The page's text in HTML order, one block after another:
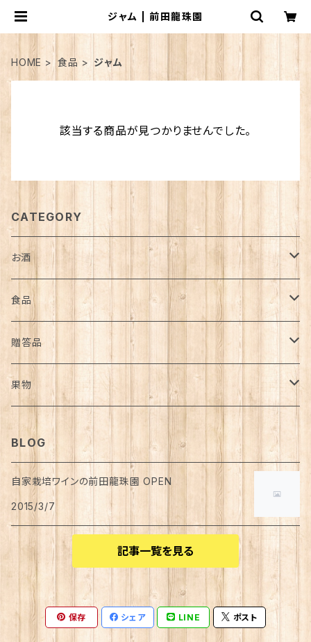
ジャム | 前田龍珠園
HOME 食品 ジャム
該当する商品が見つかりませんでした。
CATEGORY
お酒
ワイン
白ワイン
赤ワイン
焼酎
芋焼酎
ウィスキー
食品
オリーブオイル
野菜ペースト
ジャム
贈答品
ワイン
果物
葡萄
BLOG
自家栽培ワインの前田龍珠園 OPEN
2015/3/7
記事一覧を見る
保存 シェア LINE ポスト